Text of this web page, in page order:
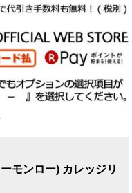
モンロー) カレッジリ